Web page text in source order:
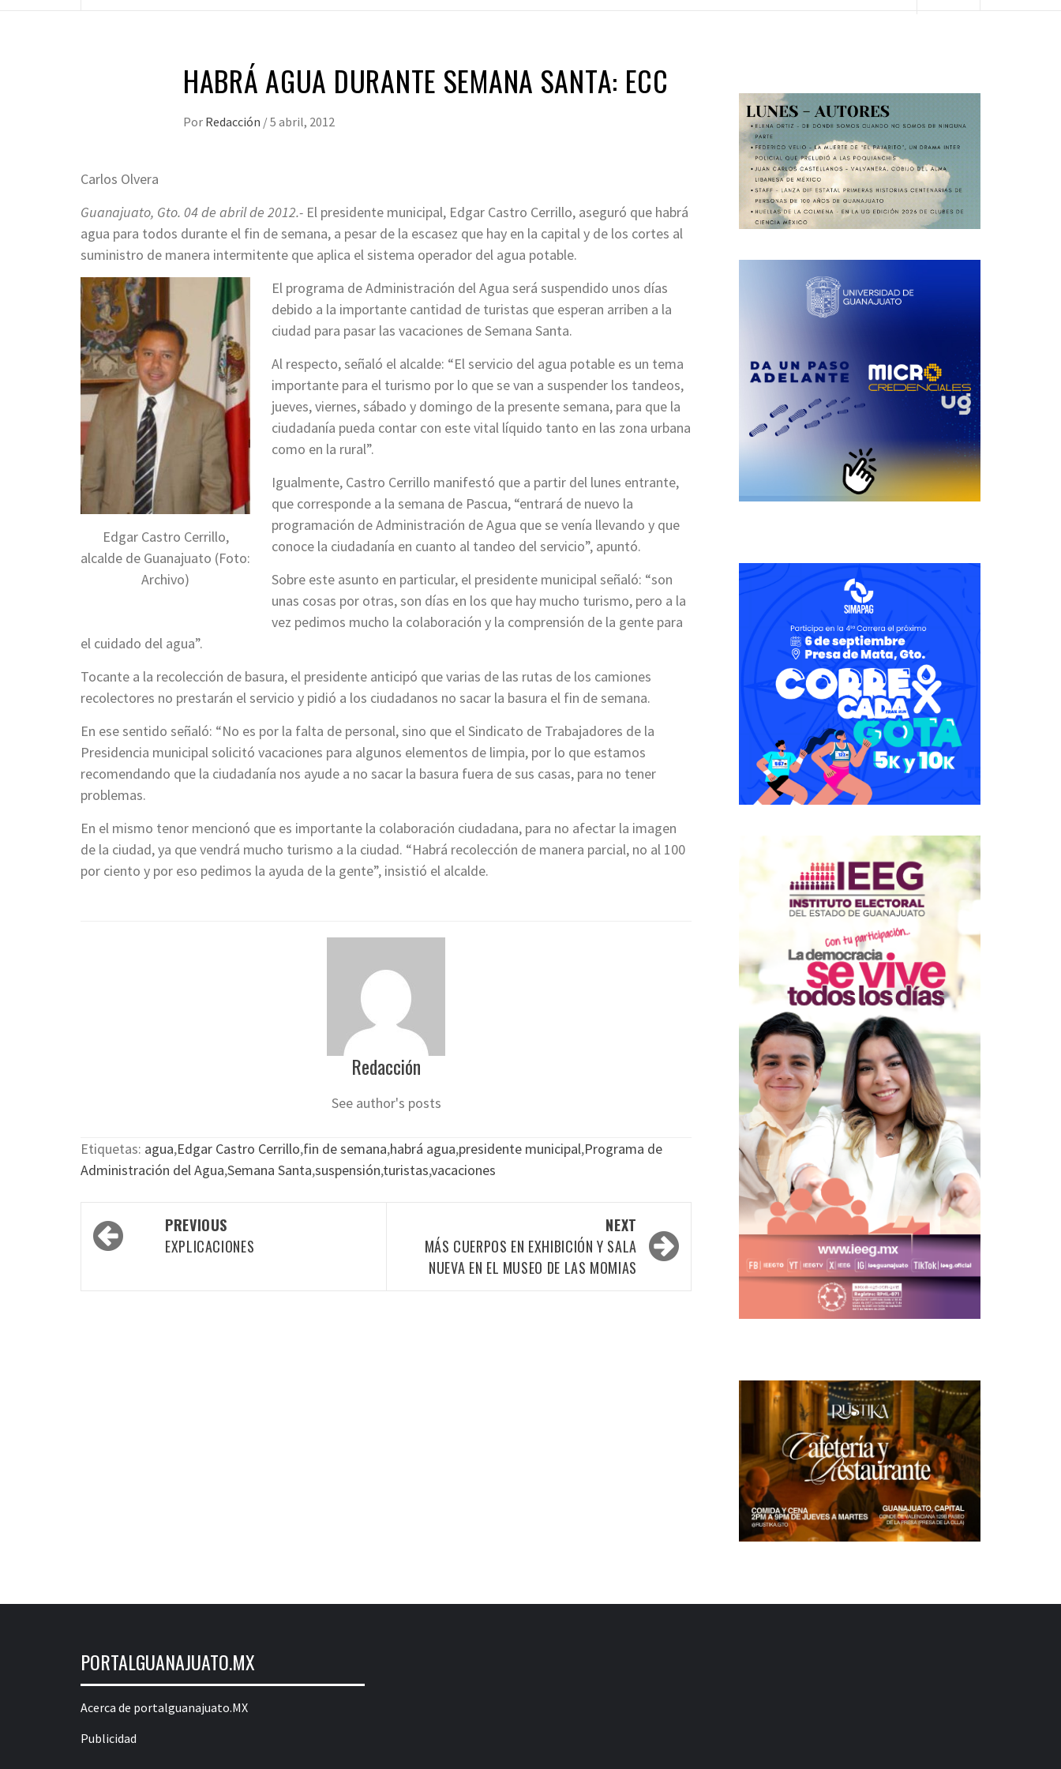
HABRÁ AGUA DURANTE SEMANA SANTA: ECC
Por Redacción /5 abril, 2012
Carlos Olvera
Guanajuato, Gto. 04 de abril de 2012.- El presidente municipal, Edgar Castro Cerrillo, aseguró que habrá
agua para todos durante el fin de semana, a pesar de la escasez que hay en la capital y de los cortes al
suministro de manera intermitente que aplica el sistema operador del agua potable.
Edgar Castro Cerrillo,
alcalde de Guanajuato (Foto:
Archivo)
El programa de Administración del Agua será suspendido unos días
debido a la importante cantidad de turistas que esperan arriben a la
ciudad para pasar las vacaciones de Semana Santa.
Al respecto, señaló el alcalde: “El servicio del agua potable es un tema
importante para el turismo por lo que se van a suspender los tandeos,
jueves, viernes, sábado y domingo de la presente semana, para que la
ciudadanía pueda contar con este vital líquido tanto en las zona urbana
como en la rural”.
Igualmente, Castro Cerrillo manifestó que a partir del lunes entrante,
que corresponde a la semana de Pascua, “entrará de nuevo la
programación de Administración de Agua que se venía llevando y que
conoce la ciudadanía en cuanto al tandeo del servicio”, apuntó.
Sobre este asunto en particular, el presidente municipal señaló: “son
unas cosas por otras, son días en los que hay mucho turismo, pero a la
vez pedimos mucho la colaboración y la comprensión de la gente para
el cuidado del agua”.
Tocante a la recolección de basura, el presidente anticipó que varias de las rutas de los camiones
recolectores no prestarán el servicio y pidió a los ciudadanos no sacar la basura el fin de semana.
En ese sentido señaló: “No es por la falta de personal, sino que el Sindicato de Trabajadores de la
Presidencia municipal solicitó vacaciones para algunos elementos de limpia, por lo que estamos
recomendando que la ciudadanía nos ayude a no sacar la basura fuera de sus casas, para no tener
problemas.
En el mismo tenor mencionó que es importante la colaboración ciudadana, para no afectar la imagen
de la ciudad, ya que vendrá mucho turismo a la ciudad. “Habrá recolección de manera parcial, no al 100
por ciento y por eso pedimos la ayuda de la gente”, insistió el alcalde.
Redacción
See author's posts
Etiquetas: agua,Edgar Castro Cerrillo,fin de semana,habrá agua,presidente municipal,Programa de
Administración del Agua,Semana Santa,suspensión,turistas,vacaciones
Post
navigation
PREVIOUS
EXPLICACIONES
NEXT
MÁS CUERPOS EN EXHIBICIÓN Y SALA
NUEVA EN EL MUSEO DE LAS MOMIAS
PORTALGUANAJUATO.MX
Acerca de portalguanajuato.MX
Publicidad